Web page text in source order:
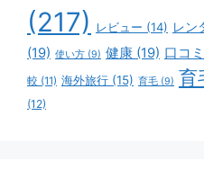
(217)
レビュー (14) レン
(19) 使い方 (9) 健康 (19) 口コミ
較 (11) 海外旅行 (15) 育毛 (9) 育
(12)